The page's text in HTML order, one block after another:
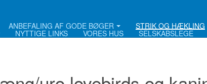
ANBEFALING AF GODE BØGER STRIK OG HÆKLING
NYTTIGE LINKS VORES HUS SELSKABSLEGE